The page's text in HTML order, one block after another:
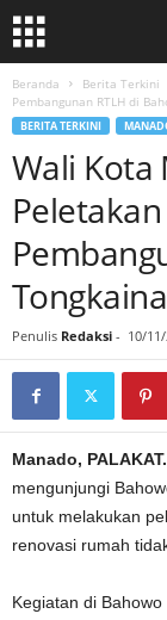
Beranda Berita Terkini
Pembangunan RTLH di
BERITA TERKINI
Wali Kota
Tongkaina
Penulis Redaksi - 10/
Manado,
mengunjungi
untuk melakukan
renovasi rumah
Kegiatan di